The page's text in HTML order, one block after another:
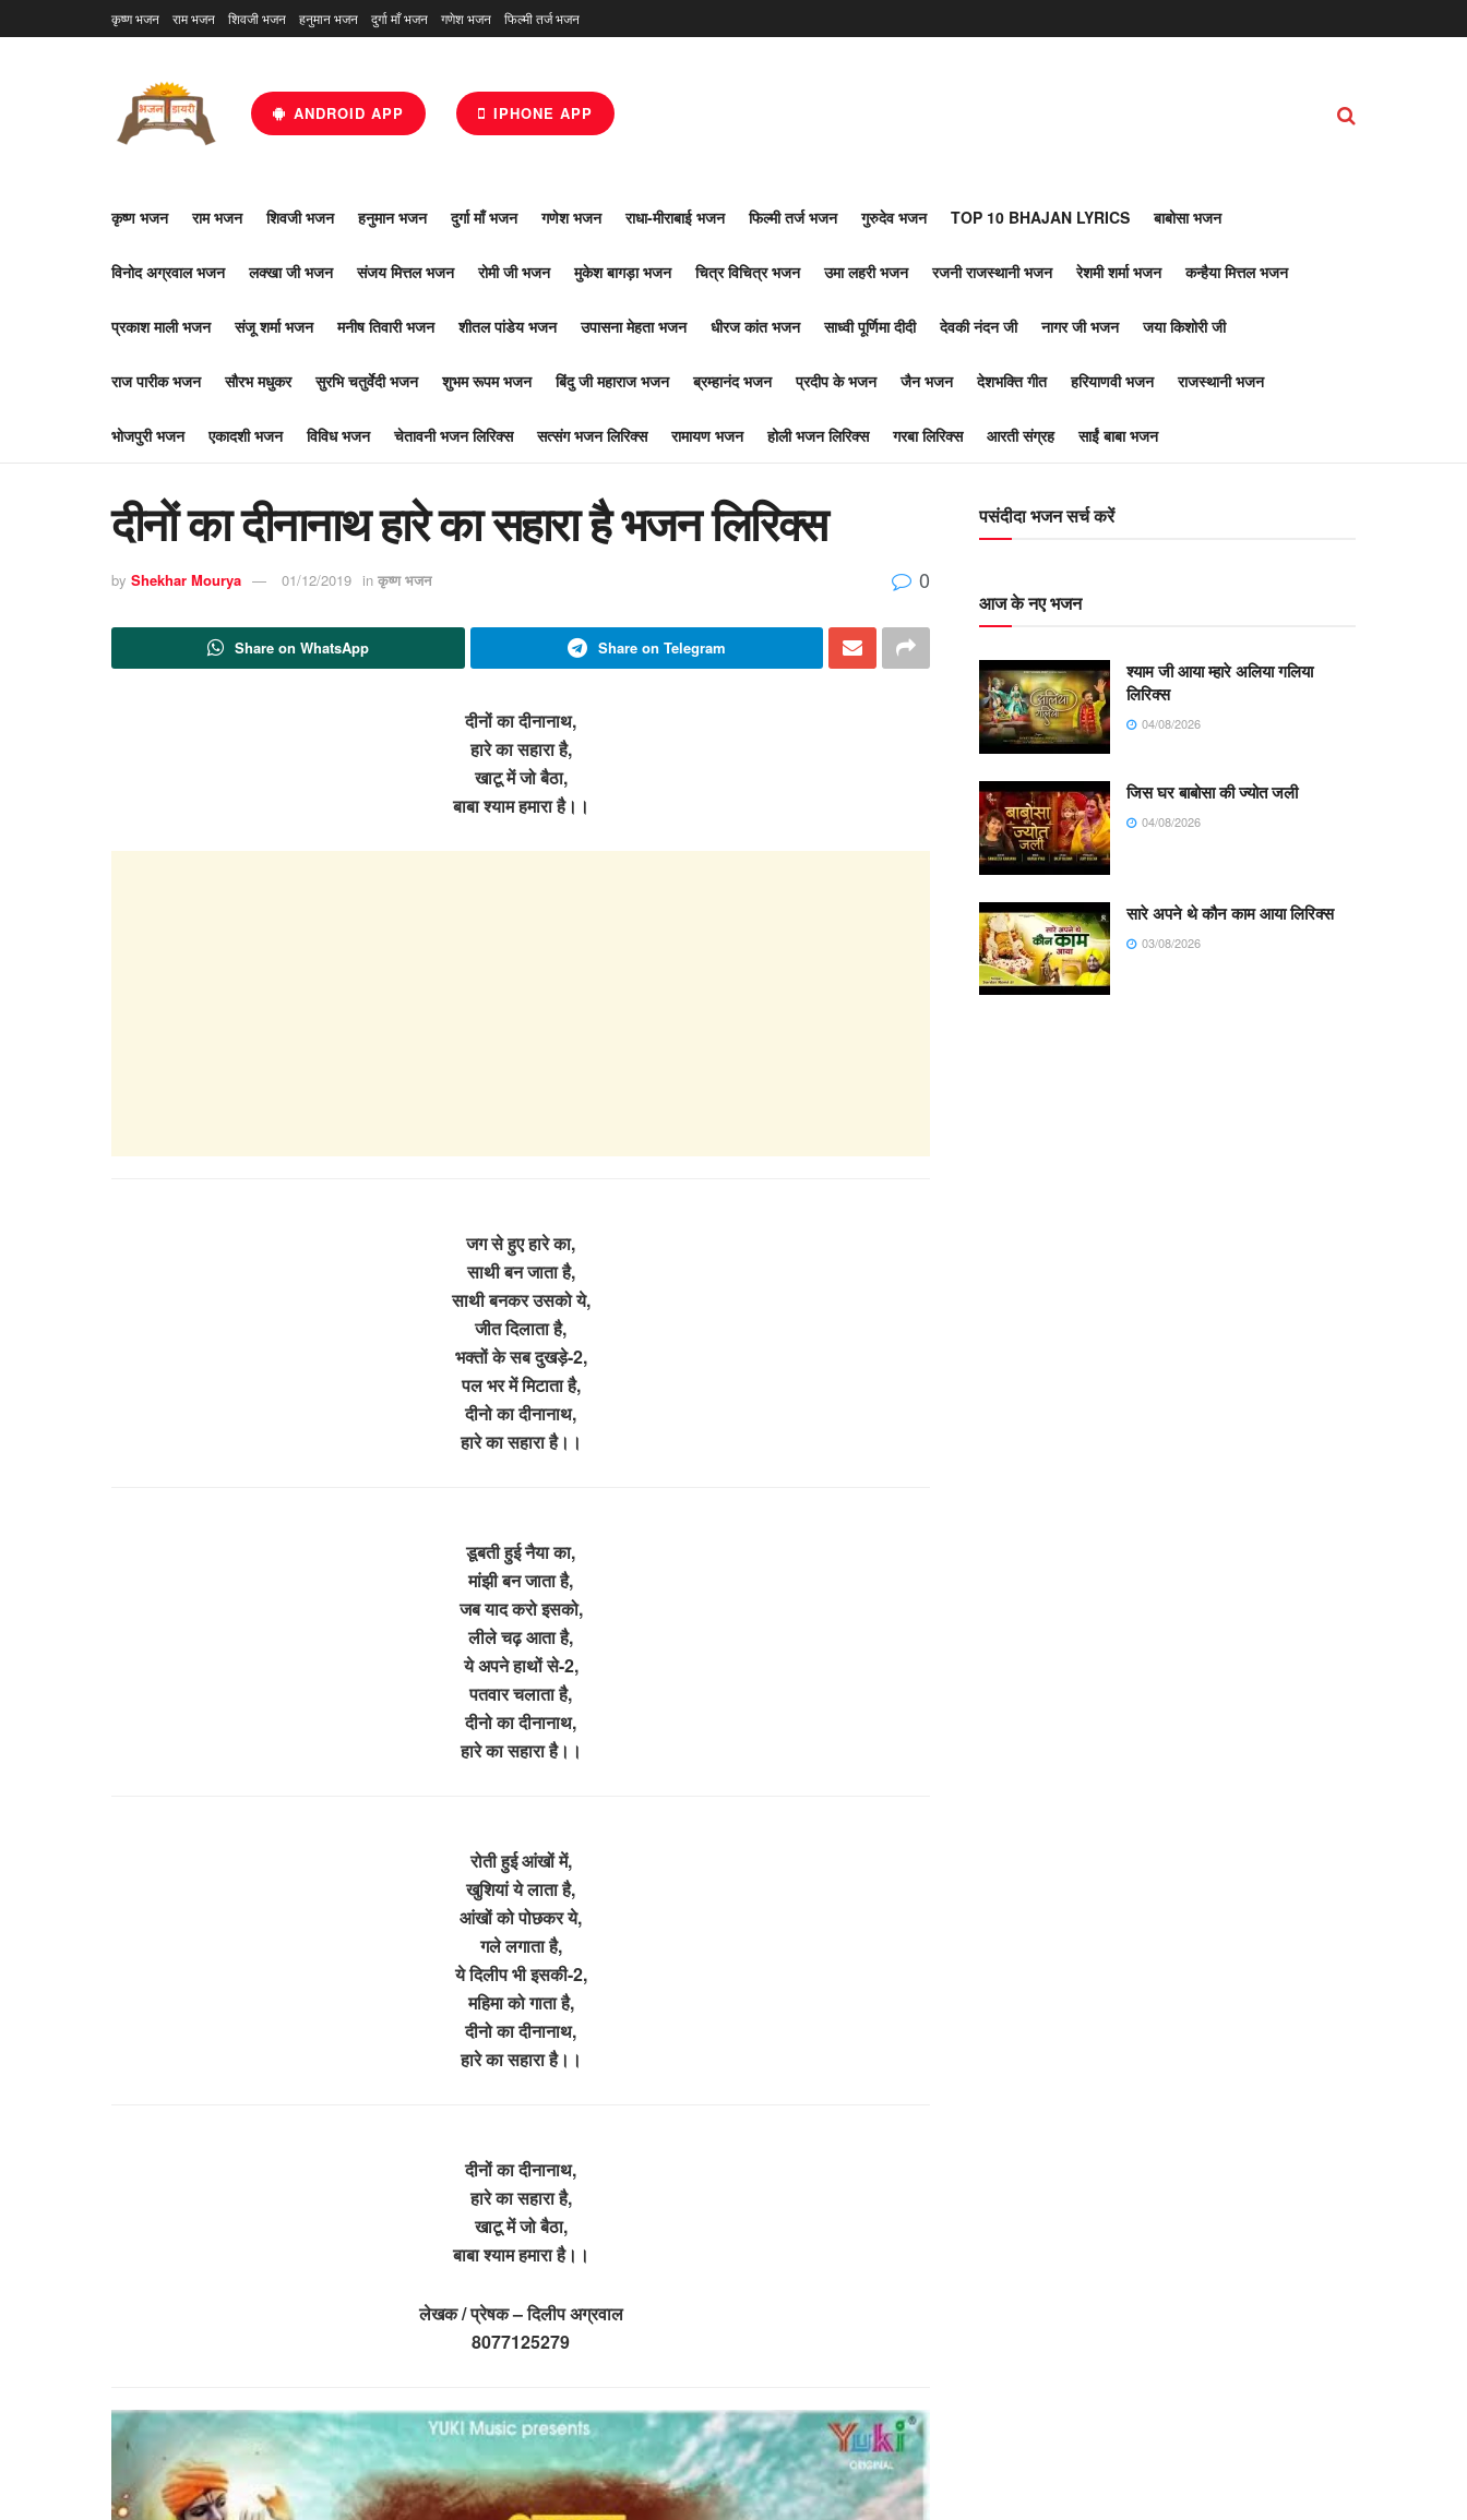
कृष्ण भजन राम भजन शिवजी भजन हनुमान भजन दुर्गा माँ भजन गणेश भजन फिल्मी तर्ज भजन
ANDROID APP IPHONE APP
कृष्ण भजन राम भजन शिवजी भजन हनुमान भजन दुर्गा माँ भजन गणेश भजन राधा-मीराबाई भजन फिल्मी तर्ज भजन गुरुदेव भजन TOP 10 BHAJAN LYRICS बाबोसा भजन
विनोद अग्रवाल भजन लक्खा जी भजन संजय मित्तल भजन रोमी जी भजन मुकेश बागड़ा भजन चित्र विचित्र भजन उमा लहरी भजन रजनी राजस्थानी भजन रेशमी शर्मा भजन कन्हैया मित्तल भजन
प्रकाश माली भजन संजू शर्मा भजन मनीष तिवारी भजन शीतल पांडेय भजन उपासना मेहता भजन धीरज कांत भजन साध्वी पूर्णिमा दीदी देवकी नंदन जी नागर जी भजन जया किशोरी जी
राज पारीक भजन सौरभ मधुकर सुरभि चतुर्वेदी भजन शुभम रूपम भजन बिंदु जी महाराज भजन ब्रम्हानंद भजन प्रदीप के भजन जैन भजन देशभक्ति गीत हरियाणवी भजन राजस्थानी भजन
भोजपुरी भजन एकादशी भजन विविध भजन चेतावनी भजन लिरिक्स सत्संग भजन लिरिक्स रामायण भजन होली भजन लिरिक्स गरबा लिरिक्स आरती संग्रह साईं बाबा भजन
दीनों का दीनानाथ हारे का सहारा है भजन लिरिक्स
by Shekhar Mourya 01/12/2019 in कृष्ण भजन 0
Share on WhatsApp Share on Telegram
दीनों का दीनानाथ,
हारे का सहारा है,
खाटू में जो बैठा,
बाबा श्याम हमारा है।।
जग से हुए हारे का,
साथी बन जाता है,
साथी बनकर उसको ये,
जीत दिलाता है,
भक्तों के सब दुखड़े-2,
पल भर में मिटाता है,
दीनो का दीनानाथ,
हारे का सहारा है।।
डूबती हुई नैया का,
मांझी बन जाता है,
जब याद करो इसको,
लीले चढ़ आता है,
ये अपने हाथों से-2,
पतवार चलाता है,
दीनो का दीनानाथ,
हारे का सहारा है।।
रोती हुई आंखों में,
खुशियां ये लाता है,
आंखों को पोछकर ये,
गले लगाता है,
ये दिलीप भी इसकी-2,
महिमा को गाता है,
दीनो का दीनानाथ,
हारे का सहारा है।।
दीनों का दीनानाथ,
हारे का सहारा है,
खाटू में जो बैठा,
बाबा श्याम हमारा है।।
लेखक / प्रेषक – दिलीप अग्रवाल
8077125279
पसंदीदा भजन सर्च करें
आज के नए भजन
श्याम जी आया म्हारे अलिया गलिया
लिरिक्स
04/08/2026
जिस घर बाबोसा की ज्योत जली
04/08/2026
सारे अपने थे कौन काम आया लिरिक्स
03/08/2026